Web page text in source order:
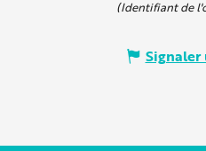
(Identifiant de
Signaler